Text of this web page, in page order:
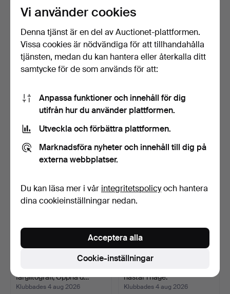
HALMSTADGRUPPEN.
Mapp med 6 färglitografie…
Klubbades 4 aug 2026
20 bud
LILLY SILFVERLING.
gouache, kustpromenad.
Klubbades 4 aug 2026
1 bud
färglitografi, Öppna d…
Klubbades 4 aug 2026
hästar i hage.
Klubbades 4 aug 2026
Vi använder cookies
Denna tjänst är en del av Auctionet-plattformen.
Vissa cookies är nödvändiga för att tillhandahålla
tjänsten, medan du kan hantera eller återkalla ditt
samtycke för de som används för att:
Anpassa funktioner och innehåll för dig
utifrån hur du använder plattformen.
Utveckla och förbättra plattformen.
Marknadsföra nyheter och innehåll till dig på
externa webbplatser.
Du kan läsa mer i vår integritetspolicyoch hantera
dina cookieinställningar nedan.
Cookie-inställningar
Acceptera alla